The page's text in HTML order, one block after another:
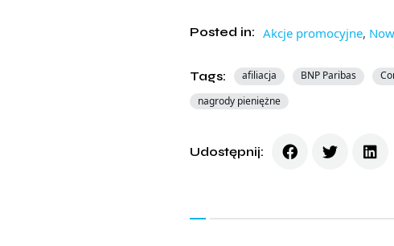
Posted in: Akcje promocyjne,
Tags: afiliacja BNP Paribas
nagrody pieniężne
Udostępnij: